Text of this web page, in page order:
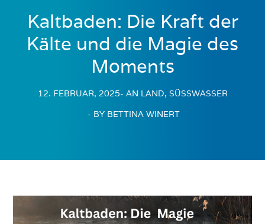
Kaltbaden: Die Kraft der
Kälte und die Magie des
Moments
12. FEBRUAR, 2025- AN LAND, SÜSSWASSER
- BY BETTINA WINERT